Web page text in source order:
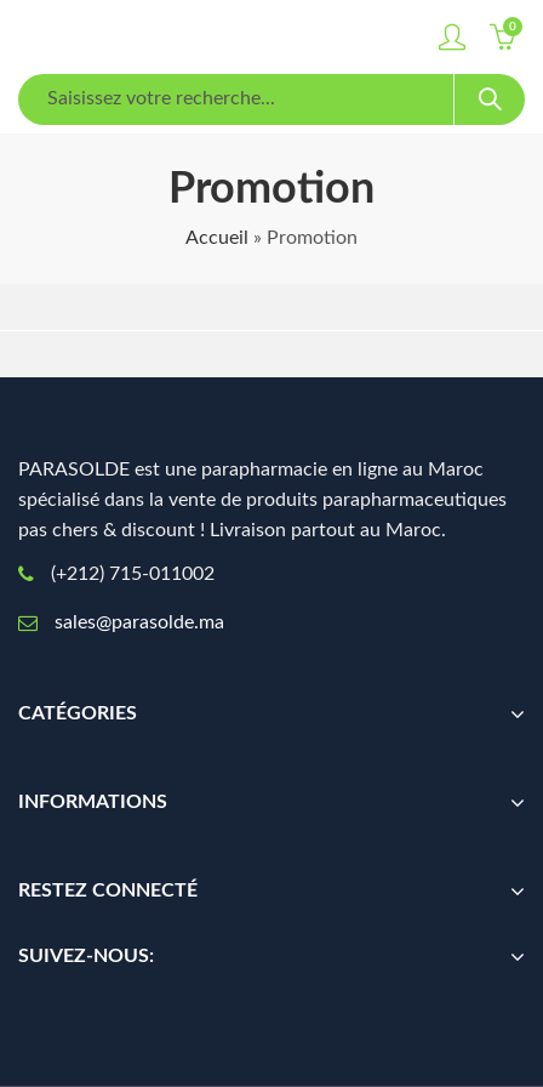
0
Promotion
Accueil » Promotion
PARASOLDE est une parapharmacie en ligne au Maroc
spécialisé dans la vente de produits parapharmaceutiques
pas chers & discount ! Livraison partout au Maroc.
(+212) 715-011002
sales@parasolde.ma
CATÉGORIES
INFORMATIONS
RESTEZ CONNECTÉ
SUIVEZ-NOUS: